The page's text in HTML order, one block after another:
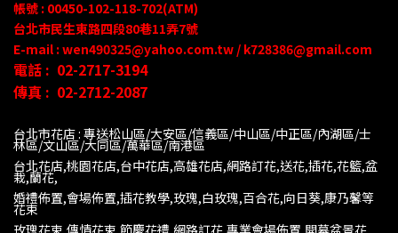
帳號 : 00450-102-118-702(ATM)
台北市民生東路四段80巷11弄7號
E-mail : wen490325@yahoo.com.tw / k728386@gmail.com
電話 : 02-2717-3194
傳真 : 02-2712-2087
台北市花店 : 專送松山區/大安區/信義區/中山區/中正區/內湖區/士
林區/文山區/大同區/萬華區/南港區
台北花店,桃園花店,台中花店,高雄花店,網路訂花,送花,插花,花籃,盆
栽,蘭花,
婚禮佈置,會場佈置,插花教學,玫瑰,白玫瑰,百合花,向日葵,康乃馨等
花束